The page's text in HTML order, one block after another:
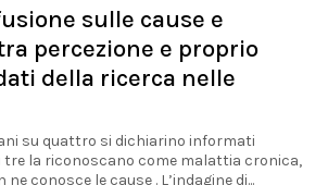
sulle cause e
percezione e proprio
della ricerca nelle
su quattro si dichiarino informati
tre la riconoscano come malattia cronica,
conosce le cause . L’indagine di...